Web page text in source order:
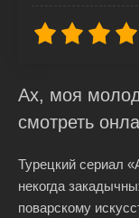
Ах, моя
смотреть
Турецкий сериал
некогда
поварскому